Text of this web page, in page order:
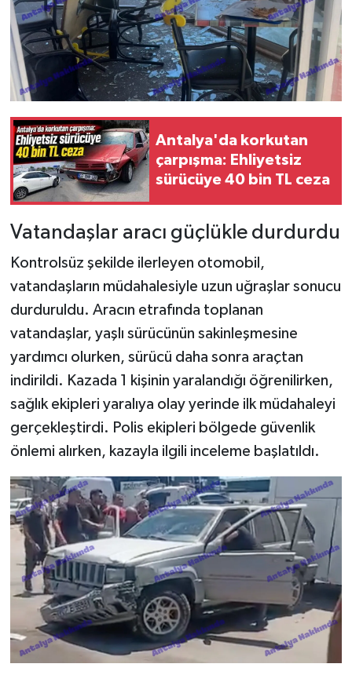
Antalya'da korkutan
çarpışma: Ehliyetsiz
sürücüye 40 bin TL ceza
Vatandaşlar aracı güçlükle durdurdu
Kontrolsüz şekilde ilerleyen otomobil,
vatandaşların müdahalesiyle uzun uğraşlar sonucu
durduruldu. Aracın etrafında toplanan
vatandaşlar, yaşlı sürücünün sakinleşmesine
yardımcı olurken, sürücü daha sonra araçtan
indirildi. Kazada 1 kişinin yaralandığı öğrenilirken,
sağlık ekipleri yaralıya olay yerinde ilk müdahaleyi
gerçekleştirdi. Polis ekipleri bölgede güvenlik
önlemi alırken, kazayla ilgili inceleme başlatıldı.